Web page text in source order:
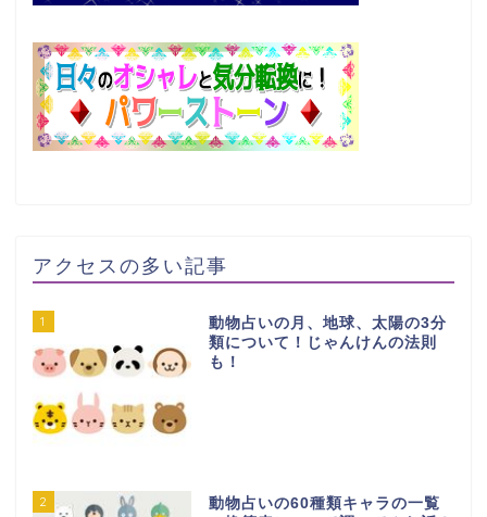
アクセスの多い記事
1
動物占いの月、地球、太陽の3分
類について！じゃんけんの法則
も！
2
動物占いの60種類キャラの一覧